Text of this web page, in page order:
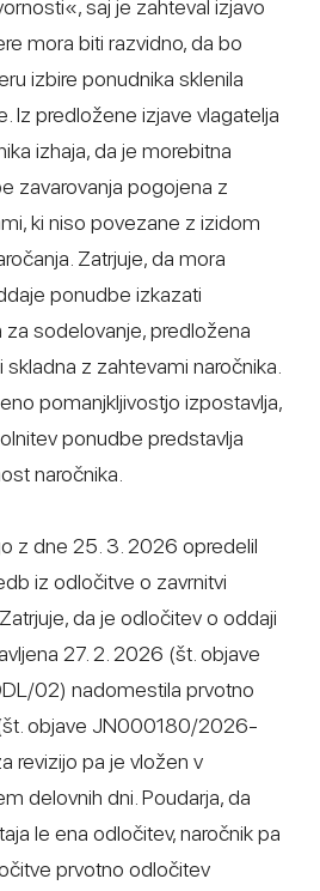
saj je zahteval izjavo
mora biti razvidno, da bo
izbire ponudnika sklenila
Iz predložene izjave vlagatelja
izhaja, da je morebitna
zavarovanja pogojena z
ki niso povezane z izidom
Zatrjuje, da mora
ponudbe izkazati
sodelovanje, predložena
z zahtevami naročnika.
pomanjkljivostjo izpostavlja,
ponudbe predstavlja
naročnika.
z dne 25. 3. 2026 opredelil
iz odločitve o zavrnitvi
da je odločitev o oddaji
27. 2. 2026 (št. objave
02) nadomestila prvotno
objave JN000180/2026-
revizijo pa je vložen v
delovnih dni. Poudarja, da
le ena odločitev, naročnik pa
prvotno odločitev